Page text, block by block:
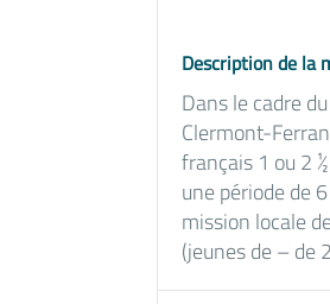
Description de la
Dans le cadre
Clermont-
français 1 ou 2
une période de
mission locale
(jeunes de – de